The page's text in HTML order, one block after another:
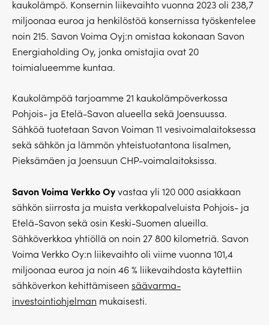
kaukolämpö. Konsernin liikevaihto vuonna 2023 oli 238,7
miljoonaa euroa ja henkilöstöä konsernissa työskentelee
noin 215. Savon Voima Oyj:n omistaa kokonaan Savon
Energiaholding Oy, jonka omistajia ovat 20
toimialueemme kuntaa.
Kaukolämpöä tarjoamme 21 kaukolämpöverkossa
Pohjois- ja Etelä-Savon alueella sekä Joensuussa.
Sähköä tuotetaan Savon Voiman 11 vesivoimalaitoksessa
sekä sähkön ja lämmön yhteistuotantona Iisalmen,
Pieksämäen ja Joensuun CHP-voimalaitoksissa.
Savon Voima Verkko Oyvastaa yli 120 000 asiakkaan
sähkön siirrosta ja muista verkkopalveluista Pohjois- ja
Etelä-Savon sekä osin Keski-Suomen alueilla.
Sähköverkkoa yhtiöllä on noin 27 800 kilometriä. Savon
Voima Verkko Oy:n liikevaihto oli viime vuonna 101,4
miljoonaa euroa ja noin 46 % liikevaihdosta käytettiin
sähköverkon kehittämiseen säävarma-
investointiohjelman mukaisesti.